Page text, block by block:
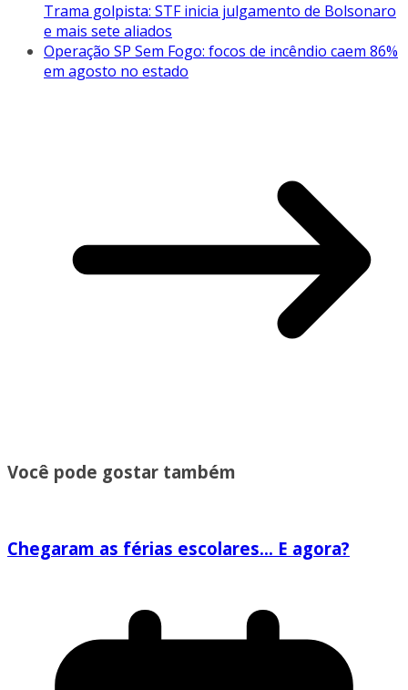
Trama golpista: STF inicia julgamento de Bolsonaro
e mais sete aliados
Operação SP Sem Fogo: focos de incêndio caem 86%
em agosto no estado
Você pode gostar também
Chegaram as férias escolares… E agora?